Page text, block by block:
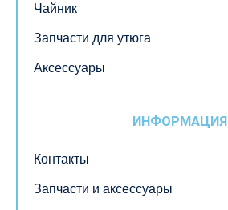
Чайник
Запчасти для утюга
Аксессуары
ИНФОРМАЦИЯ
Контакты
Запчасти и аксессуары